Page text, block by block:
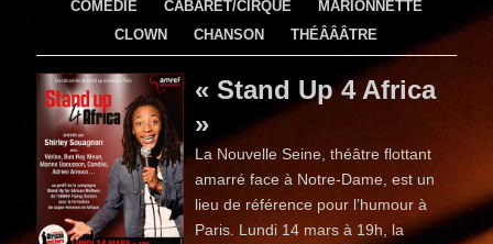
COMÉDIE
CABARET/CIRQUE
MARIONNETTE
CLOWN
CHANSON THÉÂÂÂTRE
« Stand Up 4 Africa
»
La Nouvelle Seine, théâtre flottant
amarré face à Notre-Dame, est un
lieu de référence pour l’humour à
Paris. Lundi 14 mars à 19h, la